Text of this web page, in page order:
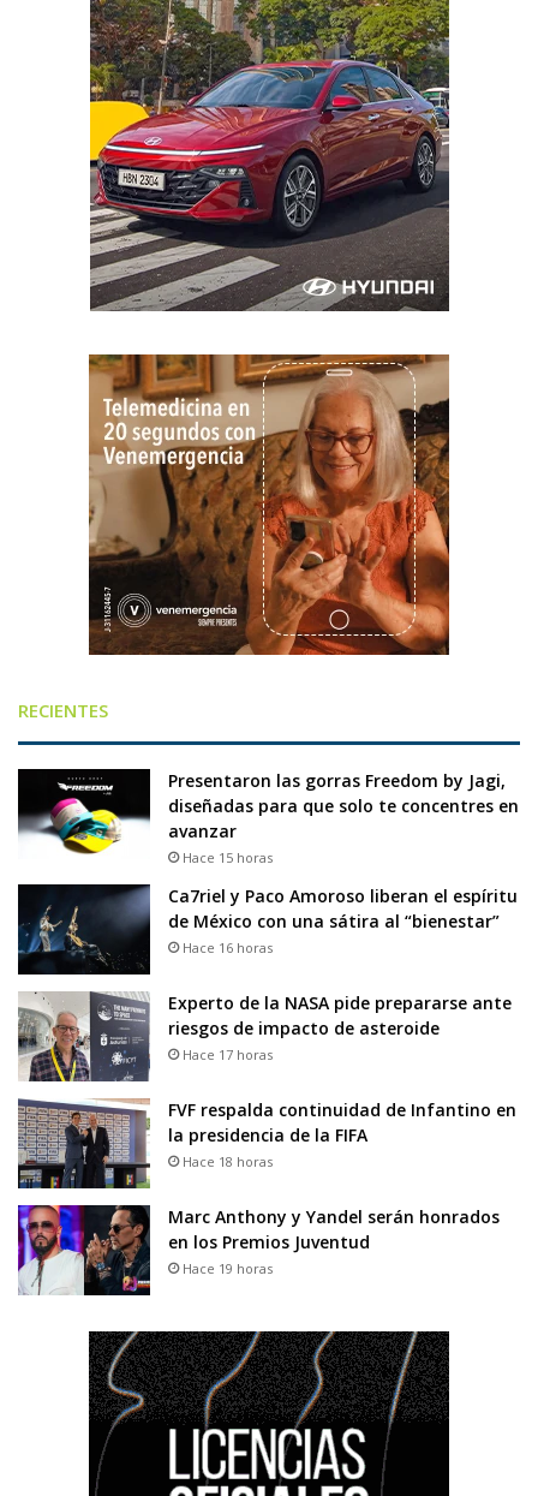
RECIENTES
Presentaron las gorras Freedom by Jagi,
diseñadas para que solo te concentres en
avanzar
Hace 15 horas
Ca7riel y Paco Amoroso liberan el espíritu
de México con una sátira al “bienestar”
Hace 16 horas
Experto de la NASA pide prepararse ante
riesgos de impacto de asteroide
Hace 17 horas
FVF respalda continuidad de Infantino en
la presidencia de la FIFA
Hace 18 horas
Marc Anthony y Yandel serán honrados
en los Premios Juventud
Hace 19 horas